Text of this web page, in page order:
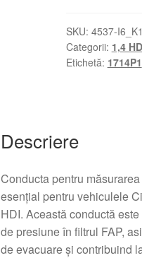
SKU: 4537-
Categorii: 1,4
Etichetă: 1714P1
Descriere
Conducta pentru
esențial pentru vehiculele
HDI. Această conductă
de presiune în filtrul FAP,
de evacuare și contribuind